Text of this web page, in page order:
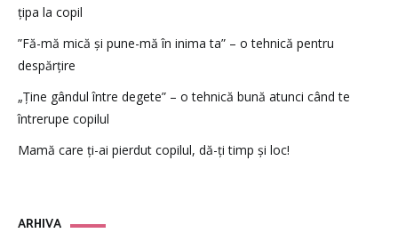
țipa la copil
”Fă-mă mică și pune-mă în inima ta” – o tehnică pentru
despărțire
„Ține gândul între degete” – o tehnică bună atunci când te
întrerupe copilul
Mamă care ți-ai pierdut copilul, dă-ți timp și loc!
ARHIVAARHIVA